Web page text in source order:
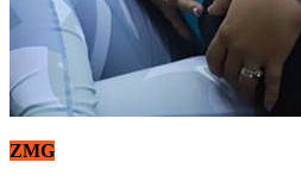
ZMG